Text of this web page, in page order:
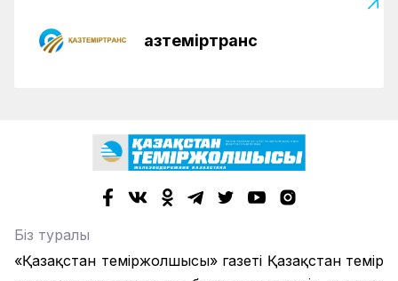
Қазтеміртранс
Біз туралы
«Қазақстан теміржолшысы» газеті Қазақстан темір